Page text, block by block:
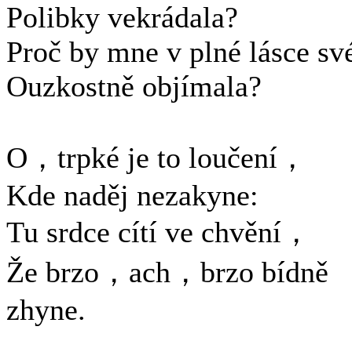
Polibky vekrádala?
Proč by mne v plné lásce
Ouzkostně objímala?
O，trpké je to loučení，
Kde naděj nezakyne:
Tu srdce cítí ve chvění，
Že brzo，ach，brzo bídně
zhyne.